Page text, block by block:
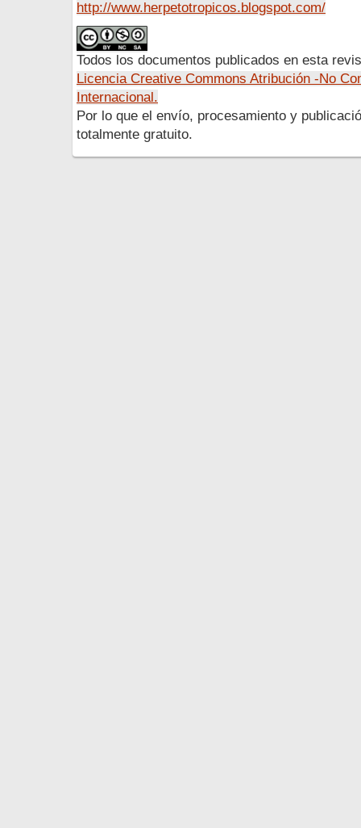
http://www.herpetotropicos.blogspot.com/
Todos los documentos publicados en esta
Licencia Creative Commons Atribución -No
Internacional.
Por lo que el envío, procesamiento y
totalmente gratuito.